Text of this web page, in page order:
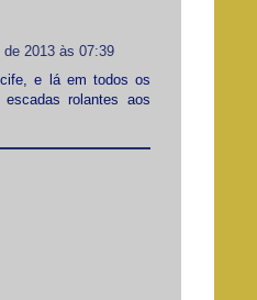
2013 às 07:39
e lá em todos os
rolantes aos